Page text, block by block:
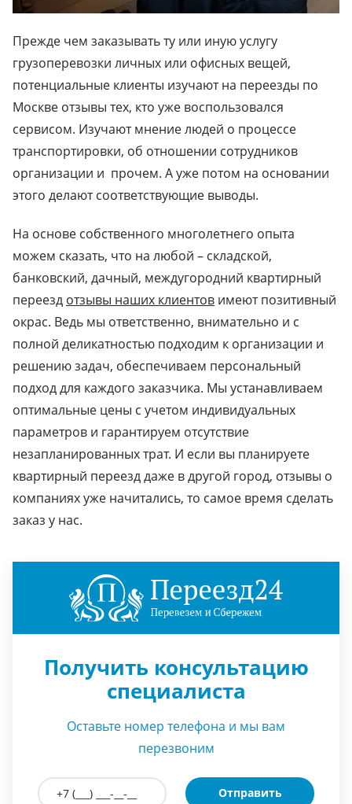
Прежде чем заказывать ту или иную услугу
грузоперевозки личных или офисных вещей,
потенциальные клиенты изучают на переезды по
Москве отзывы тех, кто уже воспользовался
сервисом. Изучают мнение людей о процессе
транспортировки, об отношении сотрудников
организации и прочем. А уже потом на основании
этого делают соответствующие выводы.
На основе собственного многолетнего опыта
можем сказать, что на любой – складской,
банковский, дачный, междугородний квартирный
переезд отзывы наших клиентов имеют позитивный
окрас. Ведь мы ответственно, внимательно и с
полной деликатностью подходим к организации и
решению задач, обеспечиваем персональный
подход для каждого заказчика. Мы устанавливаем
оптимальные цены с учетом индивидуальных
параметров и гарантируем отсутствие
незапланированных трат. И если вы планируете
квартирный переезд даже в другой город, отзывы о
компаниях уже начитались, то самое время сделать
заказ у нас.
Получить консультацию
специалиста
Оставьте номер телефона и мы вам
перезвоним
Отправить